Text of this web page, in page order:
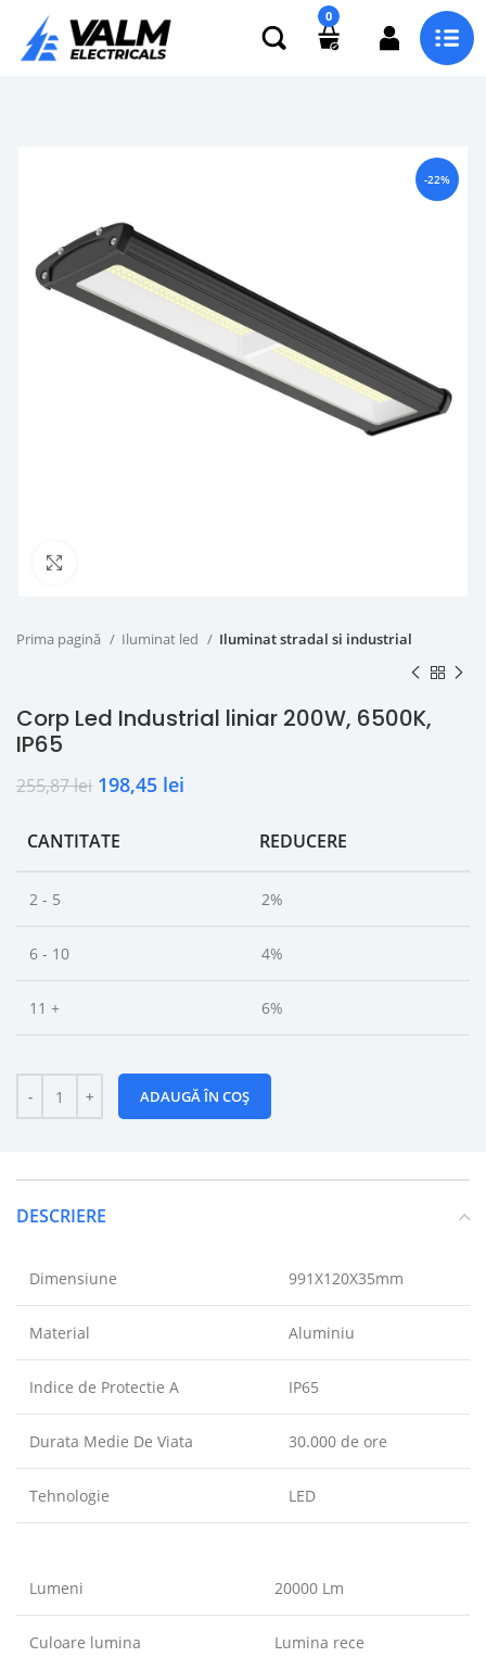
0
-22%
Prima pagină Iluminat led Iluminat stradal si industrial
Corp Led Industrial liniar 200W, 6500K,
IP65
255,87lei 198,45 lei
CANTITATE REDUCERE
2 - 5 2%
6 - 10 4%
11 + 6%
ADAUGĂ ÎN COȘ
DESCRIERE
Dimensiune 991X120X35mm
Material Aluminiu
Indice de Protectie A IP65
Durata Medie De Viata 30.000 de ore
Tehnologie LED
Lumeni 20000 Lm
Culoare lumina Lumina rece